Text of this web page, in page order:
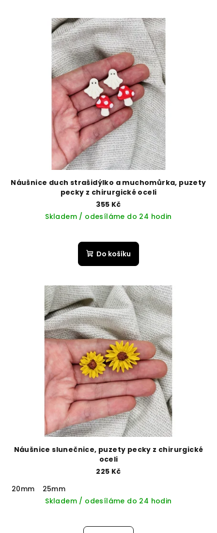
Náušnice duch strašidýlko a muchomůrka, puzety
pecky z chirurgické oceli
355 Kč
Skladem / odesíláme do 24 hodin
Do košíku
Náušnice slunečnice, puzety pecky z chirurgické
oceli
225 Kč
20mm
25mm
Skladem / odesíláme do 24 hodin